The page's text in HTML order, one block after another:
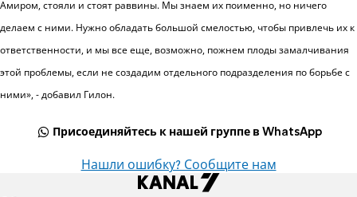
Амиром, стояли и стоят раввины. Мы знаем их поименно, но ничего
делаем с ними. Нужно обладать большой смелостью, чтобы привлечь их к
ответственности, и мы все еще, возможно, пожнем плоды замалчивания
этой проблемы, если не создадим отдельного подразделения по борьбе с
ними», - добавил Гилон.
Присоединяйтесь к нашей группе в WhatsApp
Нашли ошибку? Сообщите нам